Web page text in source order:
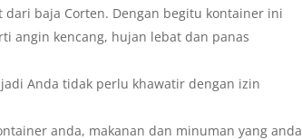
baja Corten. Dengan begitu kontainer ini
angin kencang, hujan lebat dan panas
Anda tidak perlu khawatir dengan izin
anda, makanan dan minuman yang anda